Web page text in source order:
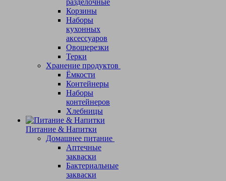
разделочные
Корзины
Наборы
кухонных
аксессуаров
Овощерезки
Терки
Хранение продуктов
Ёмкости
Контейнеры
Наборы
контейнеров
Хлебницы
Питание & Напитки
Домашнее питание
Аптечные
закваски
Бактериальные
закваски